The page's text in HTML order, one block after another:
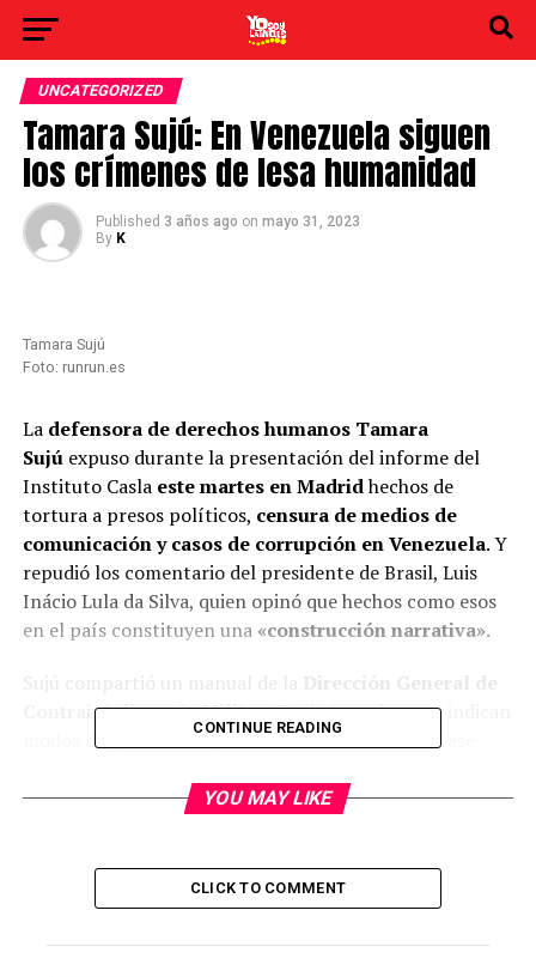
UNCATEGORIZED
Tamara Sujú: En Venezuela siguen
los crímenes de lesa humanidad
Published 3 años ago on mayo 31, 2023
By K
Tamara Sujú
Foto: runrun.es
La defensora de derechos humanos Tamara
Sujúexpuso durante la presentación del informe del
Instituto Caslaeste martes en Madridhechos de
tortura a presos políticos, censura de medios de
comunicación y casos de corrupción en Venezuela. Y
repudió los comentario del presidente de Brasil, Luis
Inácio Lula da Silva, quien opinó que hechos como esos
en el país constituyen una«construcción narrativa».
Sujú compartió un manual de la
Dirección General de
Contrainteligencia Militar(Dgcim) en el que se indican
modos de operación que utilizan funcionarios de ese
Manifestó que se trata de un descubrimiento
medidas por escrito. Sin embargo, señaló que
evidentemente lo tendrían porque el oficialismo se
CONTINUE READING
YOU MAY LIKE
CLICK TO COMMENT